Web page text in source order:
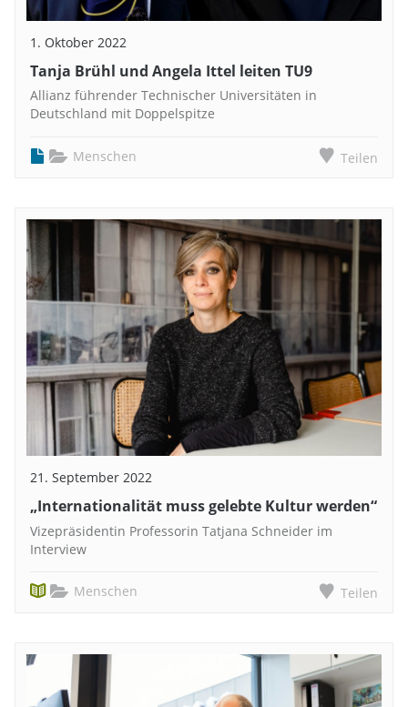
1. Oktober 2022
Tanja Brühl und Angela Ittel leiten TU9
Allianz führender Technischer Universitäten in
Deutschland mit Doppelspitze
Menschen Teilen
21. September 2022
„Internationalität muss gelebte Kultur werden“
Vizepräsidentin Professorin Tatjana Schneider im
Interview
Menschen Teilen